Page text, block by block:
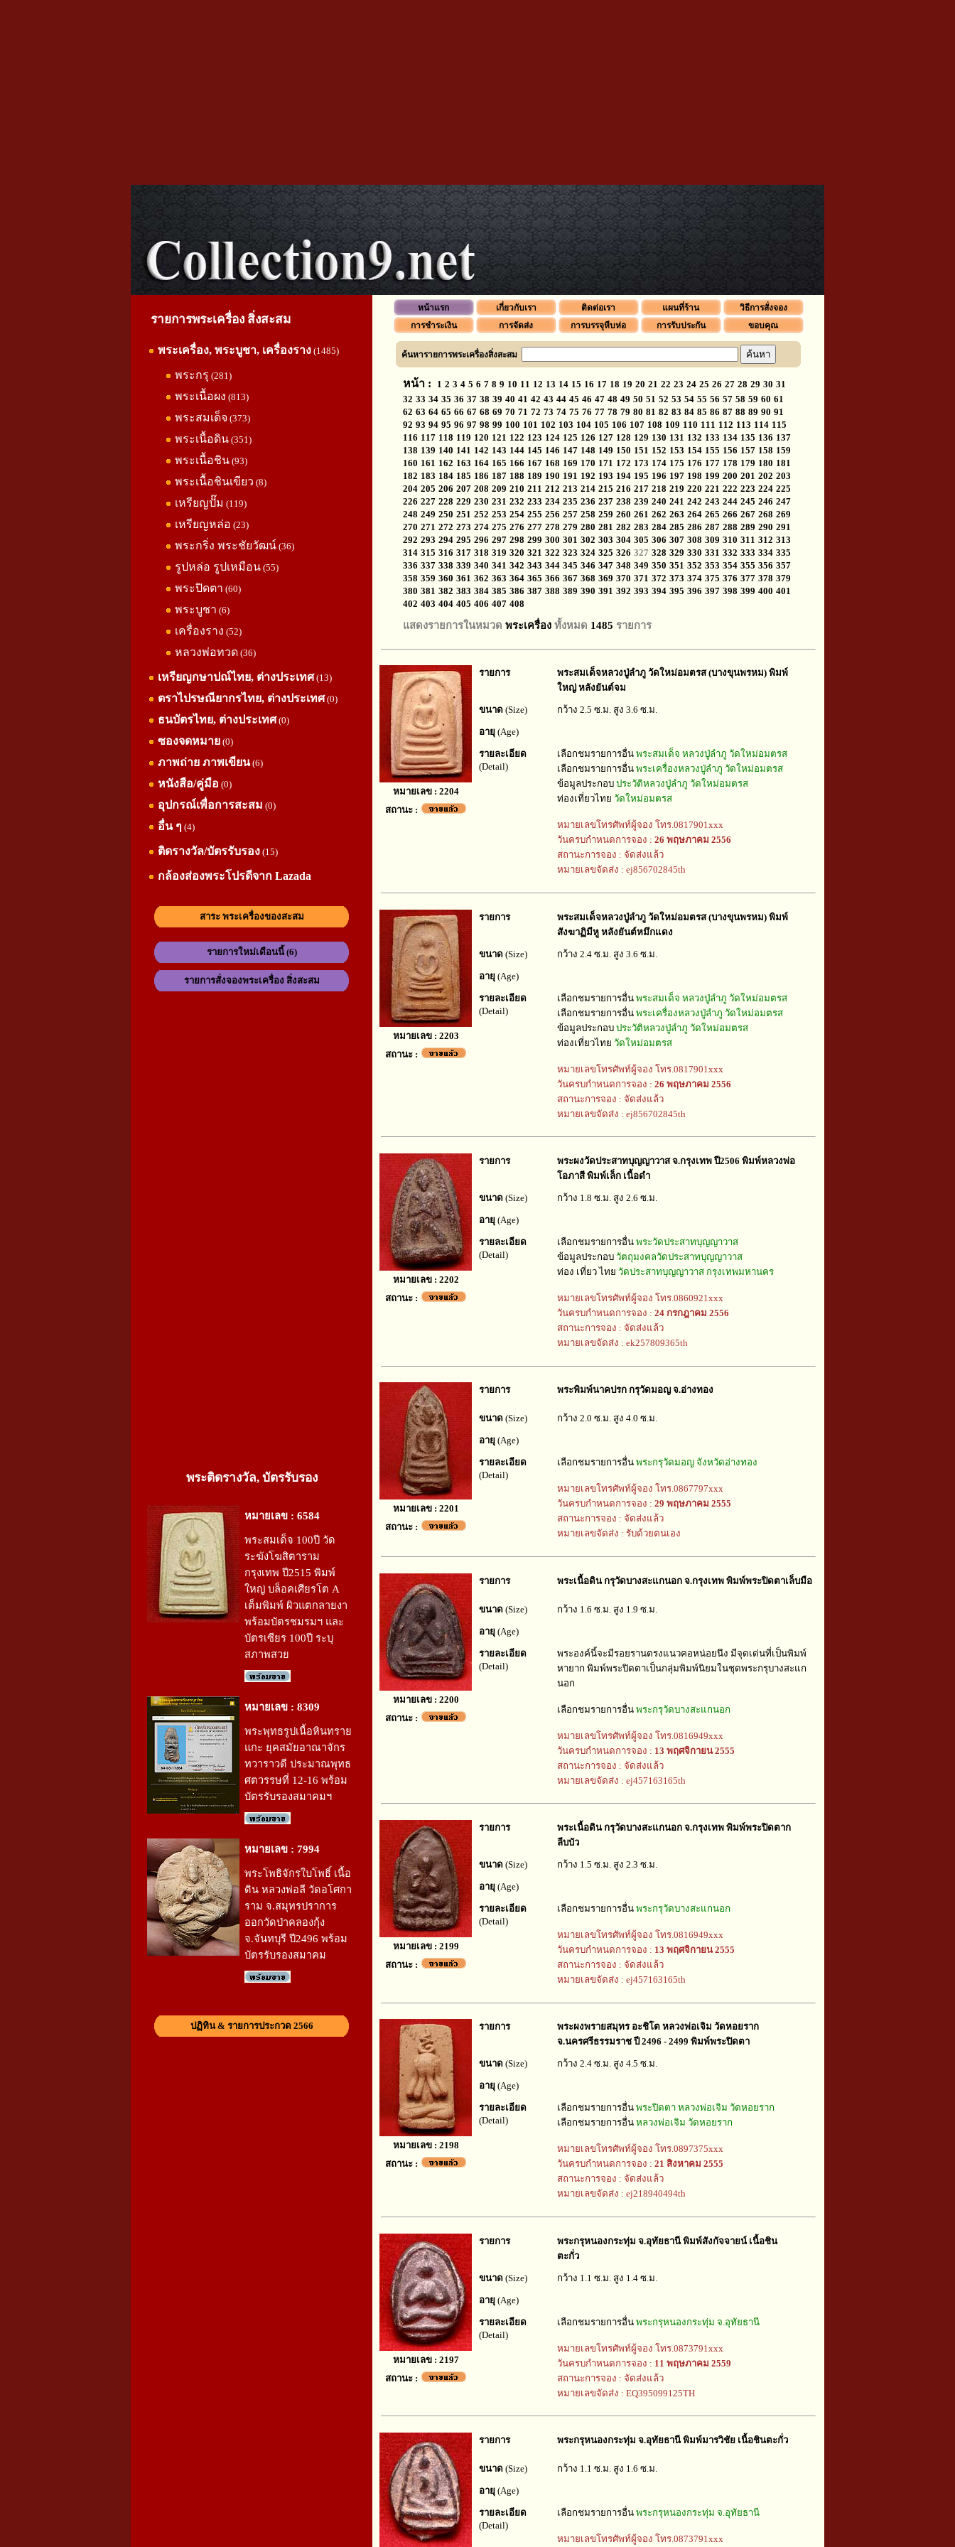
รายการพระเครื่อง สิ่งสะสม
พระเครื่อง, พระบูชา, เครื่องราง (1485)
พระกรุ (281)
พระเนื้อผง (813)
พระสมเด็จ (373)
พระเนื้อดิน (351)
พระเนื้อชิน (93)
พระเนื้อชินเขียว (8)
เหรียญปั๊ม (119)
เหรียญหล่อ (23)
พระกริ่ง พระชัยวัฒน์ (36)
รูปหล่อ รูปเหมือน (55)
พระปิดตา (60)
พระบูชา (6)
เครื่องราง (52)
หลวงพ่อทวด (36)
เหรียญกษาปณ์ไทย, ต่างประเทศ(13)
ตราไปรษณียากรไทย, ต่างประเทศ(0)
ธนบัตรไทย, ต่างประเทศ(0)
ซองจดหมาย (0)
ภาพถ่าย ภาพเขียน(6)
หนังสือ/คู่มือ (0)
อุปกรณ์เพื่อการสะสม (0)
อื่น ๆ (4)
ติดรางวัล/บัตรรับรอง (15)
กล้องส่องพระโปรดีจาก Lazada
สาระ พระเครื่องของสะสม
รายการใหม่เดือนนี้ (6)
รายการสั่งจองพระเครื่อง สิ่งสะสม
พระติดรางวัล, บัตรรับรอง
หมายเลข : 6584
พระสมเด็จ 100ปี วัด
ระฆังโฆสิตาราม
กรุงเทพ ปี2515 พิมพ์
ใหญ่ บล็อคเศียรโต A
เต็มพิมพ์ ผิวแตกลายงา
พร้อมบัตรชมรมฯ และ
บัตรเซียร 100ปี ระบุ
สภาพสวย
หมายเลข : 8309
พระพุทธรูปเนื้อหินทราย
แกะ ยุคสมัยอาณาจักร
ทวาราวดี ประมาณพุทธ
ศตวรรษที่ 12-16 พร้อม
บัตรรับรองสมาคมฯ
หมายเลข : 7994
พระโพธิจักรใบโพธิ์ เนื้อ
ดิน หลวงพ่อลี วัดอโศกา
ราม จ.สมุทรปราการ
ออกวัดป่าคลองกุ้ง
จ.จันทบุรี ปี2496 พร้อม
บัตรรับรองสมาคม
ปฏิทิน & รายการประกวด 2566
หน้าแรก เกี่ยวกับเรา ติดต่อเรา แผนที่ร้าน
วิธีการสั่งจอง
การชำระเงิน
การจัดส่ง การบรรจุหีบห่อ การรับประกัน ขอบคุณ
ค้นหารายการพระเครื่องสิ่งสะสม
หน้า : 1 2 3 4 5 6 7 8 9 10 11 12 13 14 15 16 17 18 19 20 21 22 23 24 25 26 27 28 29 30 31
32 33 34 35 36 37 38 39 40 41 42 43 44 45 46 47 48 49 50 51 52 53 54 55 56 57 58 59 60 61
62 63 64 65 66 67 68 69 70 71 72 73 74 75 76 77 78 79 80 81 82 83 84 85 86 87 88 89 90 91
92 93 94 95 96 97 98 99 100 101 102 103 104 105 106 107 108 109 110 111 112 113 114 115
116 117 118 119 120 121 122 123 124 125 126 127 128 129 130 131 132 133 134 135 136 137
138 139 140 141 142 143 144 145 146 147 148 149 150 151 152 153 154 155 156 157 158 159
160 161 162 163 164 165 166 167 168 169 170 171 172 173 174 175 176 177 178 179 180 181
182 183 184 185 186 187 188 189 190 191 192 193 194 195 196 197 198 199 200 201 202 203
204 205 206 207 208 209 210 211 212 213 214 215 216 217 218 219 220 221 222 223 224 225
226 227 228 229 230 231 232 233 234 235 236 237 238 239 240 241 242 243 244 245 246 247
248 249 250 251 252 253 254 255 256 257 258 259 260 261 262 263 264 265 266 267 268 269
270 271 272 273 274 275 276 277 278 279 280 281 282 283 284 285 286 287 288 289 290 291
292 293 294 295 296 297 298 299 300 301 302 303 304 305 306 307 308 309 310 311 312 313
314 315 316 317 318 319 320 321 322 323 324 325 326 327 328 329 330 331 332 333 334 335
336 337 338 339 340 341 342 343 344 345 346 347 348 349 350 351 352 353 354 355 356 357
358 359 360 361 362 363 364 365 366 367 368 369 370 371 372 373 374 375 376 377 378 379
380 381 382 383 384 385 386 387 388 389 390 391 392 393 394 395 396 397 398 399 400 401
402 403 404 405 406 407 408
แสดงรายการในหมวด พระเครื่อง ทั้งหมด 1485 รายการ
หมายเลข : 2204
สถานะ :
รายการ
พระสมเด็จหลวงปู่ลำภู วัดใหม่อมตรส (บางขุนพรหม) พิมพ์
ใหญ่ หลังยันต์จม
ขนาด (Size) กว้าง 2.5 ซ.ม. สูง 3.6 ซ.ม.
อายุ (Age)
รายละเอียด
(Detail)
เลือกชมรายการอื่น พระสมเด็จ หลวงปู่ลำภู วัดใหม่อมตรส
เลือกชมรายการอื่น พระเครื่องหลวงปู่ลำภู วัดใหม่อมตรส
ข้อมูลประกอบ ประวัติหลวงปู่ลำภู วัดใหม่อมตรส
ท่องเที่ยวไทย วัดใหม่อมตรส
หมายเลขโทรศัพท์ผู้จอง โทร.0817901xxx
วันครบกำหนดการจอง : 26 พฤษภาคม 2556
สถานะการจอง : จัดส่งแล้ว
หมายเลขจัดส่ง : ej856702845th
หมายเลข : 2203
สถานะ :
รายการ
พระสมเด็จหลวงปู่ลำภู วัดใหม่อมตรส (บางขุนพรหม) พิมพ์
สังฆาฏิมีหู หลังยันต์หมึกแดง
ขนาด (Size) กว้าง 2.4 ซ.ม. สูง 3.6 ซ.ม.
อายุ (Age)
รายละเอียด
(Detail)
เลือกชมรายการอื่น พระสมเด็จ หลวงปู่ลำภู วัดใหม่อมตรส
เลือกชมรายการอื่น พระเครื่องหลวงปู่ลำภู วัดใหม่อมตรส
ข้อมูลประกอบ ประวัติหลวงปู่ลำภู วัดใหม่อมตรส
ท่องเที่ยวไทย วัดใหม่อมตรส
หมายเลขโทรศัพท์ผู้จอง โทร.0817901xxx
วันครบกำหนดการจอง : 26 พฤษภาคม 2556
สถานะการจอง : จัดส่งแล้ว
หมายเลขจัดส่ง : ej856702845th
หมายเลข : 2202
สถานะ :
รายการ
พระผงวัดประสาทบุญญาวาส จ.กรุงเทพ ปี2506 พิมพ์หลวงพ่อ
โอภาสี พิมพ์เล็ก เนื้อดำ
ขนาด (Size) กว้าง 1.8 ซ.ม. สูง 2.6 ซ.ม.
อายุ (Age)
รายละเอียด
(Detail)
เลือกชมรายการอื่น พระวัดประสาทบุญญาวาส
ข้อมูลประกอบ วัตถุมงคลวัดประสาทบุญญาวาส
ท่อง เที่ยว ไทย วัดประสาทบุญญาวาส กรุงเทพมหานคร
หมายเลขโทรศัพท์ผู้จอง โทร.0860921xxx
วันครบกำหนดการจอง : 24 กรกฎาคม 2556
สถานะการจอง : จัดส่งแล้ว
หมายเลขจัดส่ง : ek257809365th
หมายเลข : 2201
สถานะ :
รายการ พระพิมพ์นาคปรก กรุวัดมอญ จ.อ่างทอง
ขนาด (Size) กว้าง 2.0 ซ.ม. สูง 4.0 ซ.ม.
อายุ (Age)
รายละเอียด
(Detail)
เลือกชมรายการอื่น พระกรุวัดมอญ จังหวัดอ่างทอง
หมายเลขโทรศัพท์ผู้จอง โทร.0867797xxx
วันครบกำหนดการจอง : 29 พฤษภาคม 2555
สถานะการจอง : จัดส่งแล้ว
หมายเลขจัดส่ง : รับด้วยตนเอง
หมายเลข : 2200
สถานะ :
รายการ พระเนื้อดิน กรุวัดบางสะแกนอก จ.กรุงเทพ พิมพ์พระปิดตาเล็บมือ
ขนาด (Size) กว้าง 1.6 ซ.ม. สูง 1.9 ซ.ม.
อายุ (Age)
รายละเอียด
(Detail)
พระองค์นี้จะมีรอยรานตรงแนวคอหน่อยนึง มีจุดเด่นที่เป็นพิมพ์
หายาก พิมพ์พระปิดตาเป็นกลุ่มพิมพ์นิยมในชุดพระกรุบางสะแก
นอก
เลือกชมรายการอื่น พระกรุวัดบางสะแกนอก
หมายเลขโทรศัพท์ผู้จอง โทร.0816949xxx
วันครบกำหนดการจอง : 13 พฤศจิกายน 2555
สถานะการจอง : จัดส่งแล้ว
หมายเลขจัดส่ง : ej457163165th
หมายเลข : 2199
สถานะ :
รายการ
พระเนื้อดิน กรุวัดบางสะแกนอก จ.กรุงเทพ พิมพ์พระปิดตาก
ลีบบัว
ขนาด (Size) กว้าง 1.5 ซ.ม. สูง 2.3 ซ.ม.
อายุ (Age)
รายละเอียด
(Detail)
เลือกชมรายการอื่น พระกรุวัดบางสะแกนอก
หมายเลขโทรศัพท์ผู้จอง โทร.0816949xxx
วันครบกำหนดการจอง : 13 พฤศจิกายน 2555
สถานะการจอง : จัดส่งแล้ว
หมายเลขจัดส่ง : ej457163165th
หมายเลข : 2198
สถานะ :
รายการ
พระผงพรายสมุทร อะชิโต หลวงพ่อเจิม วัดหอยราก
จ.นครศรีธรรมราช ปี 2496 - 2499 พิมพ์พระปิดตา
ขนาด (Size) กว้าง 2.4 ซ.ม. สูง 4.5 ซ.ม.
อายุ (Age)
รายละเอียด
(Detail)
เลือกชมรายการอื่น พระปิดตา หลวงพ่อเจิม วัดหอยราก
เลือกชมรายการอื่น หลวงพ่อเจิม วัดหอยราก
หมายเลขโทรศัพท์ผู้จอง โทร.0897375xxx
วันครบกำหนดการจอง : 21 สิงหาคม 2555
สถานะการจอง : จัดส่งแล้ว
หมายเลขจัดส่ง : ej218940494th
หมายเลข : 2197
สถานะ :
รายการ
พระกรุหนองกระทุ่ม จ.อุทัยธานี พิมพ์สังกัจจายน์ เนื้อชิน
ตะกั่ว
ขนาด (Size) กว้าง 1.1 ซ.ม. สูง 1.4 ซ.ม.
อายุ (Age)
รายละเอียด
(Detail)
เลือกชมรายการอื่น พระกรุหนองกระทุ่ม จ.อุทัยธานี
หมายเลขโทรศัพท์ผู้จอง โทร.0873791xxx
วันครบกำหนดการจอง : 11 พฤษภาคม 2559
สถานะการจอง : จัดส่งแล้ว
หมายเลขจัดส่ง : EQ395099125TH
รายการ พระกรุหนองกระทุ่ม จ.อุทัยธานี พิมพ์มารวิชัย เนื้อชินตะกั่ว
ขนาด (Size) กว้าง 1.1 ซ.ม. สูง 1.6 ซ.ม.
อายุ (Age)
รายละเอียด
(Detail)
เลือกชมรายการอื่น พระกรุหนองกระทุ่ม จ.อุทัยธานี
หมายเลขโทรศัพท์ผู้จอง โทร.0873791xxx